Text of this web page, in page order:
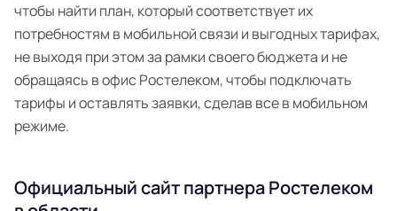
чтобы найти план, который соответствует их
потребностям в мобильной связи и выгодных тарифах,
не выходя при этом за рамки своего бюджета и не
обращаясь в офис Ростелеком, чтобы подключать
тарифы и оставлять заявки, сделав все в мобильном
режиме.
Официальный сайт партнера Ростелеком